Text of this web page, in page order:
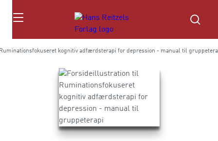
Søg
kognitiv adfærdsterapi for depression - manual til